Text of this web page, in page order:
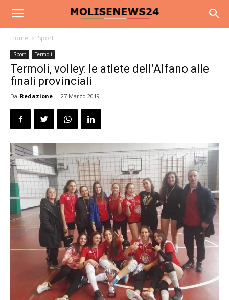
Home Sport
Sport Termoli
Termoli, volley: le atlete dell’Alfano alle
finali provinciali
Da Redazione - 27 Marzo 2019